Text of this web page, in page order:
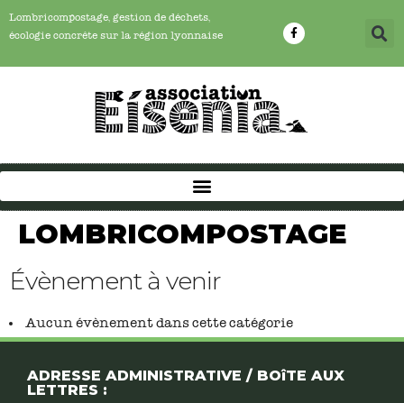
Lombricompostage, gestion de déchets,
écologie concrête sur la région lyonnaise
LOMBRICOMPOSTAGE
Évènement à venir
Aucun évènement dans cette catégorie
ADRESSE ADMINISTRATIVE / BOîTE AUX
LETTRES :